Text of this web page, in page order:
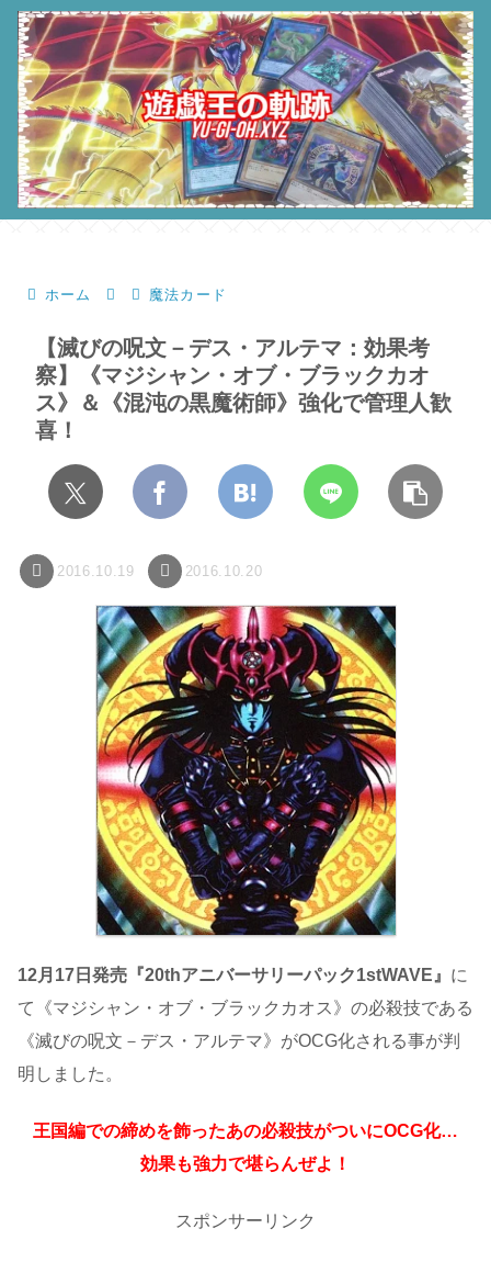
ホーム 魔法カード
【滅びの呪文－デス・アルテマ：効果考
察】《マジシャン・オブ・ブラックカオ
ス》＆《混沌の黒魔術師》強化で管理人歓
喜！
2016.10.19 2016.10.20
12月17日発売『20thアニバーサリーパック1stWAVE』 に
て《マジシャン・オブ・ブラックカオス》の必殺技である
《滅びの呪文－デス・アルテマ》がOCG化される事が判
明しました。
王国編での締めを飾ったあの必殺技がついにOCG化…
効果も強力で堪らんぜよ！
スポンサーリンク